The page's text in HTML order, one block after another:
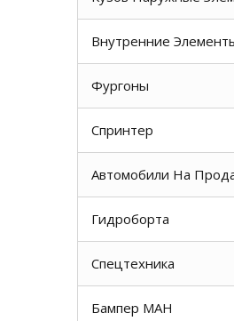
Внутренние
Фургоны
Спринтер
Автомобили На
Гидроборта
Спецтехника
Бампер МАН